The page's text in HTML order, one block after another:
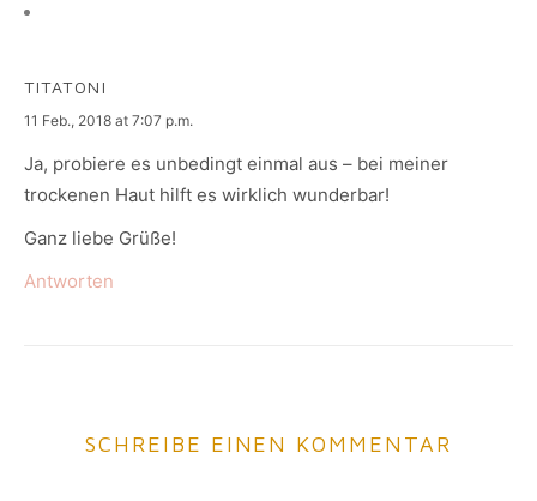
TITATONI
says:
11 Feb., 2018 at 7:07 p.m.
Ja, probiere es unbedingt einmal aus – bei meiner
trockenen Haut hilft es wirklich wunderbar!
Ganz liebe Grüße!
Antworten
SCHREIBE EINEN KOMMENTAR